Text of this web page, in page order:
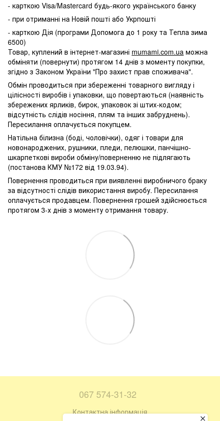
- карткою Visa/Mastercard будь-якого українського банку
- при отриманні на Новій пошті або Укрпошті
- карткою Дія (програми Допомога до 1 року та Тепла зима
6500)
Товар, куплений в інтернет-магазині mumami.com.ua можна
обміняти (повернути) протягом 14 днів з моменту покупки,
згідно з Законом України "Про захист прав споживача".
Обмін проводиться при збереженні товарного вигляду і
цілісності виробів і упаковки, що повертаються (наявність
збережених ярликів, бирок, упаковок зі штих-кодом;
відсутність слідів носіння, плям та інших забруднень).
Пересилання оплачується покупцем.
Натільна білизна (боді, чоловічки), одяг і товари для
новонароджених, рушники, пледи, пелюшки, панчішно-
шкарпеткові вироби обміну/поверненню не підлягають
(постанова КМУ №172 від 19.03.94).
Повернення проводиться при виявленні виробничого браку
за відсутності слідів використання виробу. Пересилання
оплачується продавцем. Повернення грошей здійснюється
протягом 3-х днів з моменту отримання товару.
067 574-31-32
Контактна інформація